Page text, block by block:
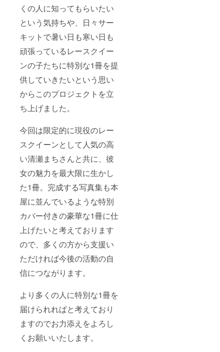
くの人に知ってもらいたい
という気持ちや、日々サー
キットで暑い日も寒い日も
頑張っているレースクイー
ンの子たちに特別な1冊を提
供していきたいという思い
からこのプロジェクトを立
ち上げました。
今回は限定的に現役のレー
スクイーンとして人気の高
い清瀬まちさんと共に、彼
女の魅力を最大限に生かし
た1冊。完成する写真集も本
屋に並んでいるような特別
カバー付きの豪華な1冊に仕
上げたいと考えております
ので、多くの方から支援い
ただければ今後の活動の自
信につながります。
より多くの人に特別な1冊を
届けられればと考えており
ますのでお力添えをよろし
くお願いいたします。